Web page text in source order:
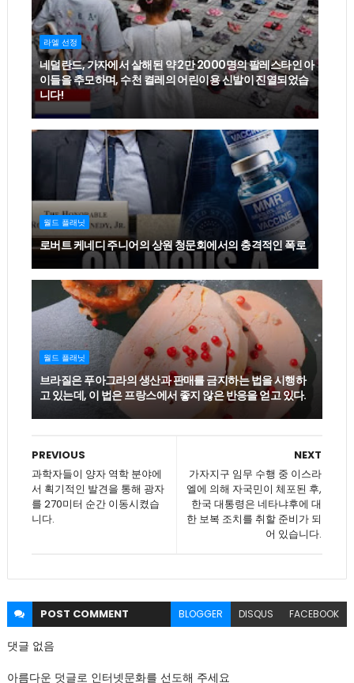
라엘 선정
네덜란드, 가자에서 살해된 약 2만 2000명의 팔레스타인 아
이들을 추모하며, 수천 켤레의 어린이용 신발이 진열되었습
니다!
월드 플래닛
로버트 케네디 주니어의 상원 청문회에서의 충격적인 폭로
월드 플래닛
브라질은 푸아그라의 생산과 판매를 금지하는 법을 시행하
고 있는데, 이 법은 프랑스에서 좋지 않은 반응을 얻고 있다.
NEXT
가자지구 임무 수행 중 이스라
엘에 의해 자국민이 체포된 후,
한국 대통령은 네타냐후에 대
한 보복 조치를 취할 준비가 되
어 있습니다.
PREVIOUS
과학자들이 양자 역학 분야에
서 획기적인 발견을 통해 광자
를 270미터 순간 이동시켰습
니다.
POST COMMENT BLOGGER DISQUS FACEBOOK
댓글 없음
아름다운 덧글로 인터넷문화를 선도해 주세요